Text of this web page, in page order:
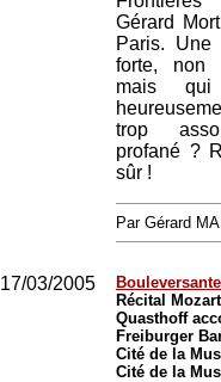
Gérard
Paris. Une
forte, non
mais
trop
profané ?
sûr !
Par Gérard
17/03/2005
Récital
Quasthoff
Freiburger
Cité de la
Cité de la